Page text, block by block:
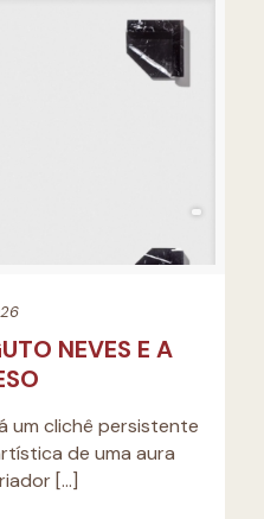
NEVES E A
um clichê persistente
de uma aura
[…]